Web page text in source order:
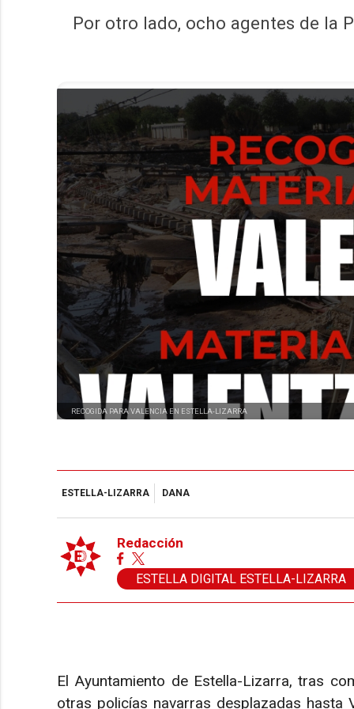
Por otro lado, ocho agentes de la
RECOGIDA PARA VALENCIA EN ESTELLA-LIZARRA
ESTELLA-LIZARRA DANA
Redacción
ESTELLA DIGITAL ESTELLA-LIZARRA
El Ayuntamiento de Estella-Lizarra, tras
otras policías navarras desplazadas hasta